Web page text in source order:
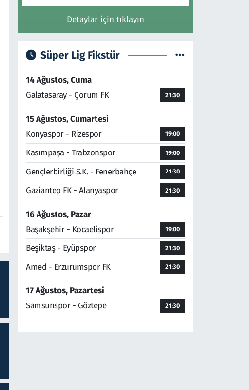
Detaylar için tıklayın
Süper Lig Fikstür
14 Ağustos, Cuma
Galatasaray - Çorum FK
21:30
15 Ağustos, Cumartesi
Konyaspor - Rizespor
19:00
Kasımpaşa - Trabzonspor 19:00
Gençlerbirliği S.K. - Fenerbahçe 21:30
Gaziantep FK - Alanyaspor 21:30
16 Ağustos, Pazar
Başakşehir - Kocaelispor
19:00
Beşiktaş - Eyüpspor 21:30
Amed - Erzurumspor FK 21:30
17 Ağustos, Pazartesi
Samsunspor - Göztepe
21:30